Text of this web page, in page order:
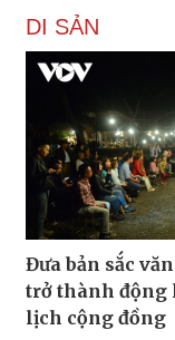
DI SẢN
Đưa bản sắc
trở thành động
lịch cộng đồng